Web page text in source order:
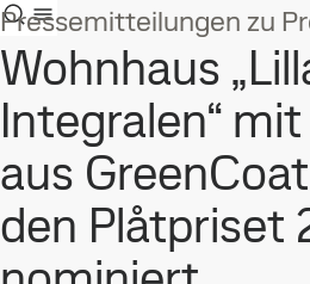
Pressemitteilungen zu
Wohnhaus
Integralen“
aus
den Plåtpriset